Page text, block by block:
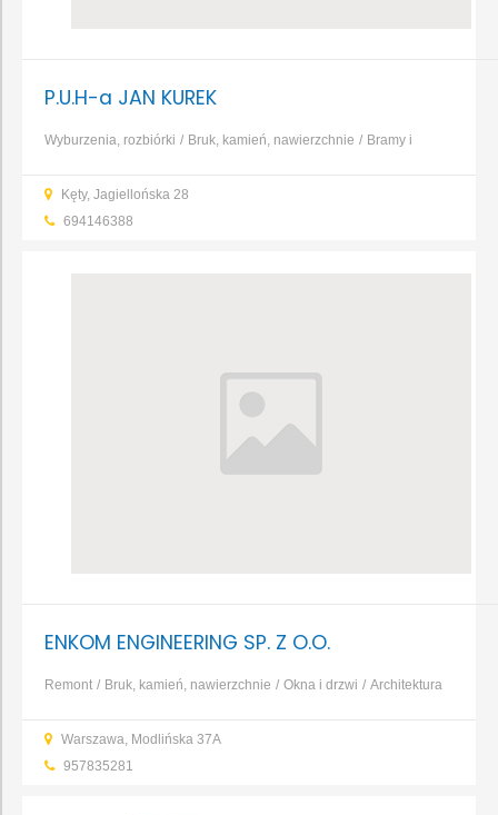
P.U.H-a JAN KUREK
Wyburzenia, rozbiórki Bruk, kamień, nawierzchnie
Bramy i
ocieplenie
Beton, żelbet
Kęty, Jagiellońska 28
694146388
ENKOM ENGINEERING SP. Z O.O.
Remont Bruk, kamień, nawierzchnie Okna i drzwi
Architektura
ogrodzenia
Nadzór budowlany
Warszawa, Modlińska 37A
957835281